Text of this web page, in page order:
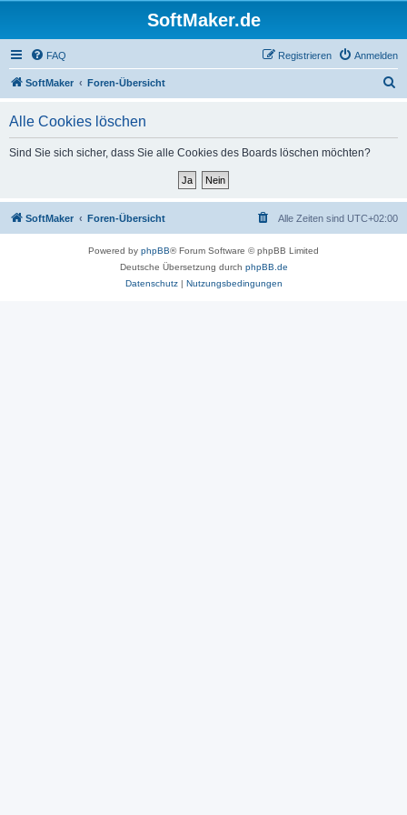
SoftMaker.de
FAQ Anmelden
Registrieren
SoftMaker Foren-Übersicht
Alle Cookies löschen
Sind Sie sich sicher, dass Sie alle Cookies des Boards löschen möchten?
SoftMaker Foren-Übersicht Alle Zeiten sind UTC+02:00
Powered by phpBB® Forum Software © phpBB Limited
Deutsche Übersetzung durch phpBB.de
Datenschutz| Nutzungsbedingungen